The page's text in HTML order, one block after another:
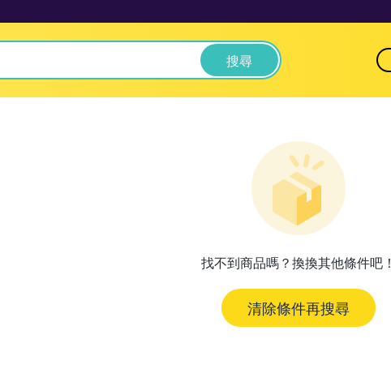
搜尋
找不到商品嗎？換換其他條件吧！
清除條件再搜尋